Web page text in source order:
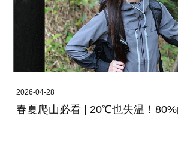
2026-04-28
春夏爬山必看 | 20℃也失温！